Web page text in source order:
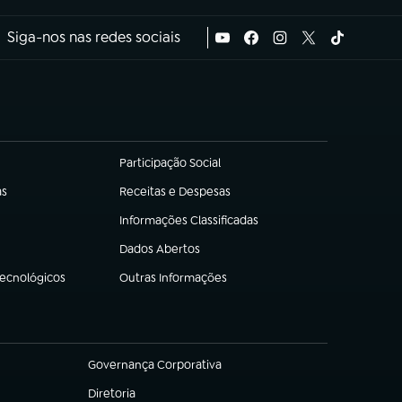
Siga-nos nas redes sociais
Participação Social
(abre em nova aba)
Receitas e Despesas
(abre em nova aba)
Informações Classificadas
(abre em nova aba)
Dados Abertos
(abre em nova aba)
Outras Informações
(abre em nova aba)
Governança Corporativa
(abre em nova aba)
Diretoria
(abre em nova aba)